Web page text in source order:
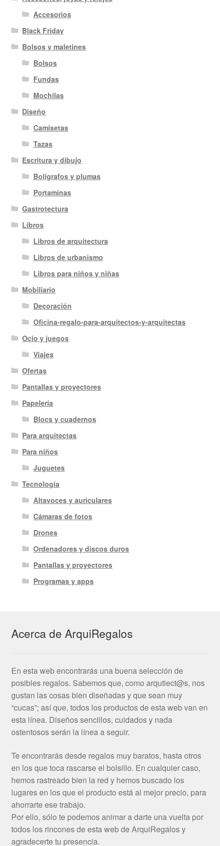
Accesorios
Black Friday
Bolsos y maletines
Bolsos
Fundas
Mochilas
Diseño
Camisetas
Tazas
Escritura y dibujo
Bolígrafos y plumas
Portaminas
Gastrotectura
Libros
Libros de arquitectura
Libros de urbanismo
Libros para niños y niñas
Mobiliario
Decoración
Oficina-regalo-para-arquitectos-y-arquitectas
Ocio y juegos
Viajes
Ofertas
Pantallas y proyectores
Papelería
Blocs y cuadernos
Para arquitectas
Para niños
Juguetes
Tecnología
Altavoces y auriculares
Cámaras de fotos
Drones
Ordenadores y discos duros
Pantallas y proyectores
Programas y apps
Acerca de ArquiRegalos
En esta web encontrarás una buena selección de
posibles regalos. Sabemos que, como arqutiect@s, nos
gustan las cosas bien diseñadas y que sean muy
“cucas”; así que, todos los productos de esta web van en
esta línea. Diseños sencillos, cuidados y nada
ostentosos serán la línea a seguir.
Te encontrarás desde regalos muy baratos, hasta otros
en los que toca rascarse el bolsillo. En cualquier caso,
hemos rastreado bien la red y hemos buscado los
lugares en los que el producto está al mejor precio, para
ahorrarte ese trabajo.
Por ello, sólo te podemos animar a darte una vuelta por
todos los rincones de esta web de ArquiRegalos y
agradecerte tu presencia.